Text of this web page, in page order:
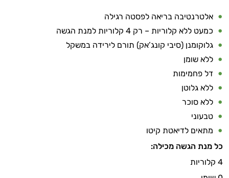
אלטרנטיבה בריאה לפסטה רגילה
כמעט ללא קלוריות – רק 4 קלוריות למנת הגשה
גלוקומנן (סיבי קונג’אק) תורם לירידה במשקל
ללא שומן
דל פחמימות
ללא גלוטן
ללא סוכר
טבעוני
מתאים לדיאטת קיטו
כל מנת הגשה מכילה:
4 קלוריות